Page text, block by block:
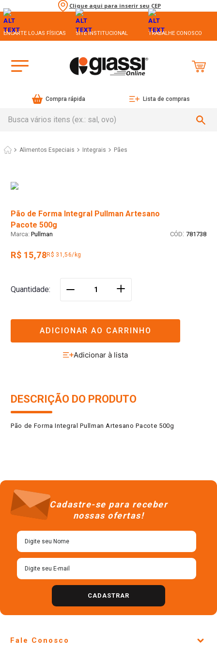
Clique aqui para inserir seu CEP
ENCARTE LOJAS FÍSICAS SITE INSTITUCIONAL TRABALHE CONOSCO
Compra rápida Lista de compras
Alimentos Especiais Integrais Pães
Pão de Forma Integral Pullman Artesano
Pacote 500g
Pullman : 781738
R$ 15,78R$ 31,56/kg
Quantidade ＋
ADICIONAR AO CARRINHO
DESCRIÇÃO DO PRODUTO
Pão de Forma Integral Pullman Artesano Pacote 500g
Cadastre-se para receber
nossas ofertas!
CADASTRAR
Fale Conosco